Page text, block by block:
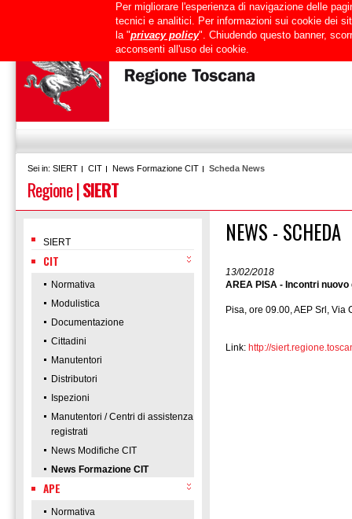
Mappa del sito RTRT Intranet
Sei in: SIERT CIT News Formazione CIT Scheda News
Regione|SIERT
SIERT
CIT
Normativa
Modulistica
Documentazione
Cittadini
Manutentori
Distributori
Ispezioni
Manutentori / Centri di assistenza
registrati
News Modifiche CIT
News Formazione CIT
APE
Normativa
NEWS - SCHEDA
13/02/2018
AREA PISA - Incontri
Pisa, ore 09.00, AEP Srl, Via
Link: http://
Per migliorare l'esperienza di navigazione delle
tecnici e analitici. Per informazioni sui cookie dei
la "privacy policy". Chiudendo questo banner,
acconsenti all'uso dei cookie.